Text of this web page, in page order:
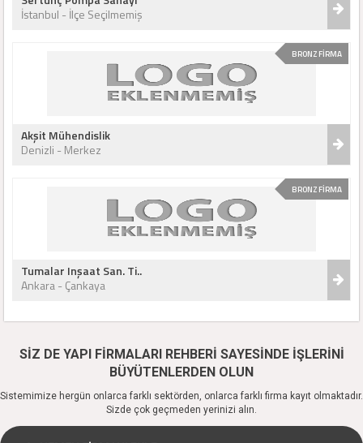
İstanbul - İlçe Seçilmemiş
BRONZ FİRMA
Akşit Mühendislik
Denizli - Merkez
BRONZ FİRMA
Tumalar Inşaat San. Ti..
Ankara - Çankaya
SİZ DE YAPI FİRMALARI REHBERİ SAYESİNDE İŞLERİNİ
BÜYÜTENLERDEN OLUN
Sistemimize hergün onlarca farklı sektörden, onlarca farklı firma kayıt olmaktadır.
Sizde çok geçmeden yerinizi alın.